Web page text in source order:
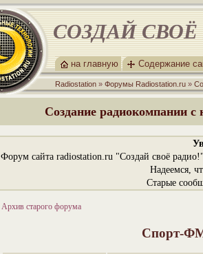
СОЗДАЙ
на главную Содержание
Radiostation » Форумы Radiostation.ru »
Создание радиокомпании с
Форум сайта radiostation.ru "Создай своё
Надеемся,
Старые
Архив старого форума
Спорт-ФМ